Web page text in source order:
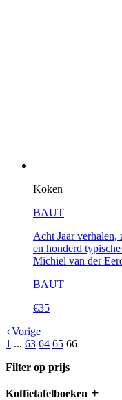
Koken
BAUT
Acht Jaar verhalen,
en honderd
Michiel van der
BAUT
€35
Vorige
1 ... 63 64 65 66
Filter op prijs
Koffietafelboeken